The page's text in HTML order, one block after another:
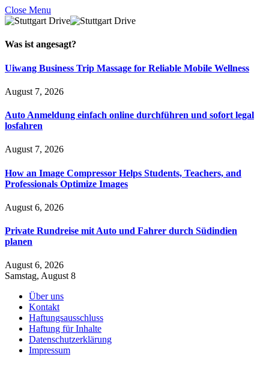
Close Menu
Was ist angesagt?
Uiwang Business Trip Massage for Reliable Mobile Wellness
August 7, 2026
Auto Anmeldung einfach online durchführen und sofort legal
losfahren
August 7, 2026
How an Image Compressor Helps Students, Teachers, and
Professionals Optimize Images
August 6, 2026
Private Rundreise mit Auto und Fahrer durch Südindien
planen
August 6, 2026
Samstag, August 8
Über uns
Kontakt
Haftungsausschluss
Haftung für Inhalte
Datenschutzerklärung
Impressum